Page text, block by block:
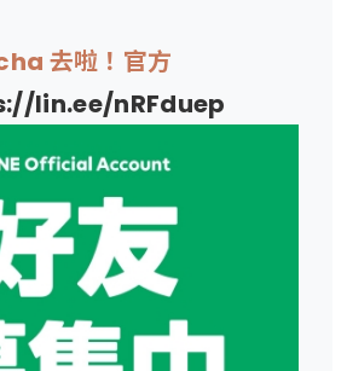
去啦！官方
lin.ee/nRFduep